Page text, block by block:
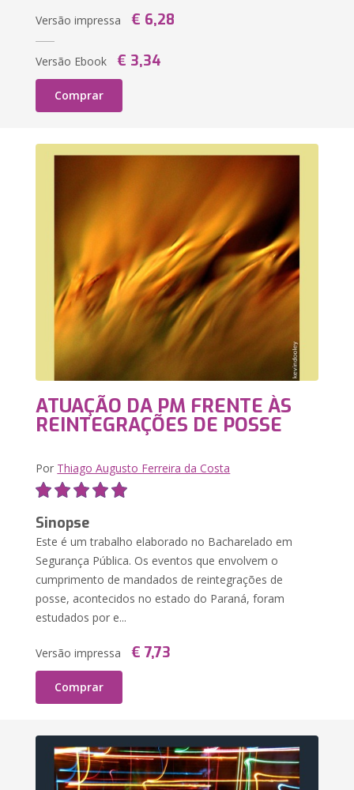
Versão impressa € 6,28
Versão Ebook € 3,34
Comprar
ATUAÇÃO DA PM FRENTE ÀS
REINTEGRAÇÕES DE POSSE
Por Thiago Augusto Ferreira da Costa
Sinopse
Este é um trabalho elaborado no Bacharelado em
Segurança Pública. Os eventos que envolvem o
cumprimento de mandados de reintegrações de
posse, acontecidos no estado do Paraná, foram
estudados por e...
Versão impressa € 7,73
Comprar